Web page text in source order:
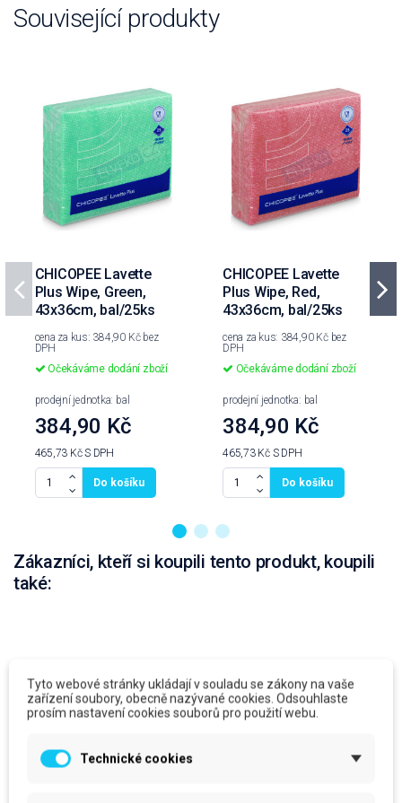
Související produkty
CHICOPEE Lavette
Plus Wipe, Green,
43x36cm, bal/25ks
cena za kus: 384,90 Kč bez
DPH
Očekáváme dodání zboží
prodejní jednotka: bal
384,90 Kč
465,73 KčS DPH
Do košíku
CHICOPEE Lavette
Plus Wipe, Red,
43x36cm, bal/25ks
cena za kus: 384,90 Kč bez
DPH
Očekáváme dodání zboží
prodejní jednotka: bal
384,90 Kč
465,73 Kč S DPH
Do košíku
Zákazníci, kteří si koupili tento produkt, koupili
také:
Tyto webové stránky ukládají v souladu se zákony na vaše
zařízení soubory, obecně nazývané cookies. Odsouhlaste
prosím nastavení cookies souborů pro použití webu.
Technické cookies